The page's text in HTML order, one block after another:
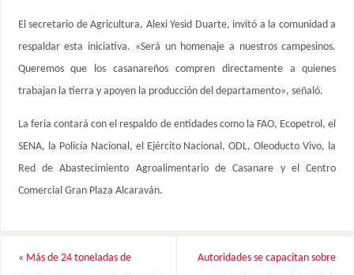
El secretario de Agricultura, Alexi Yesid Duarte, invitó a la comunidad a
respaldar esta iniciativa. «Será un homenaje a nuestros campesinos.
Queremos que los casanareños compren directamente a quienes
trabajan la tierra y apoyen la producción del departamento», señaló.
La feria contará con el respaldo de entidades como la FAO, Ecopetrol, el
SENA, la Policía Nacional, el Ejército Nacional, ODL, Oleoducto Vivo, la
Red de Abastecimiento Agroalimentario de Casanare y el Centro
Comercial Gran Plaza Alcaraván.
« Más de 24 toneladas de
Autoridades se capacitan sobre